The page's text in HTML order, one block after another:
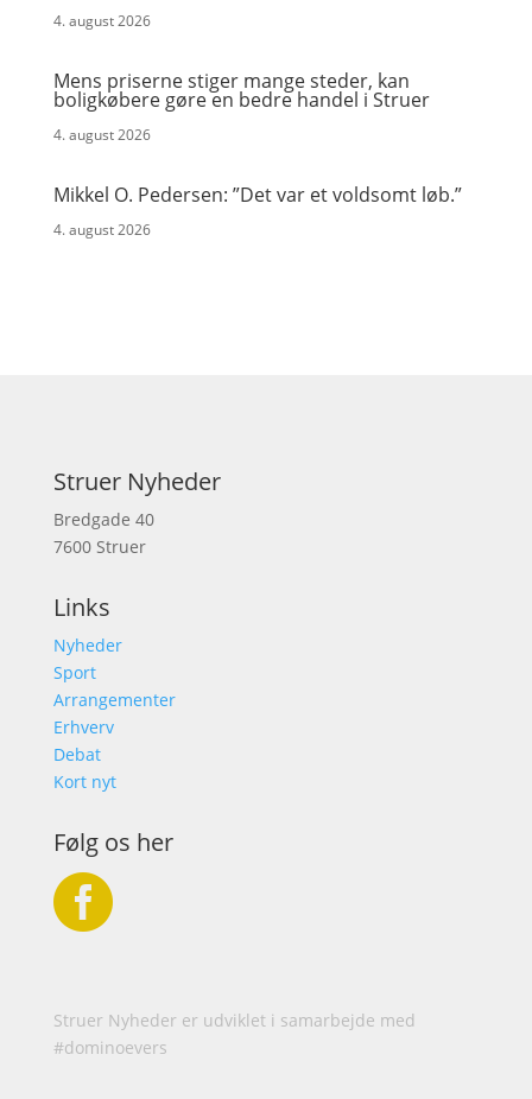
4. august 2026
Mens priserne stiger mange steder, kan
boligkøbere gøre en bedre handel i Struer
4. august 2026
Mikkel O. Pedersen: ”Det var et voldsomt løb.”
4. august 2026
Struer Nyheder
Bredgade 40
7600 Struer
Links
Nyheder
Sport
Arrangementer
Erhverv
Debat
Kort nyt
Følg os her

Struer Nyheder er udviklet i samarbejde med
#dominoevers